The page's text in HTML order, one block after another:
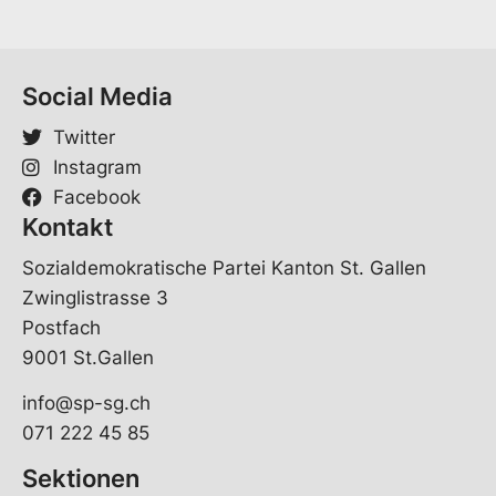
Social Media
Twitter
Instagram
Facebook
Kontakt
Sozialdemokratische Partei Kanton St. Gallen
Zwinglistrasse 3
Postfach
9001 St.Gallen
info@sp-sg.ch
071 222 45 85
Sektionen